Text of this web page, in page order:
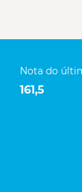
Nota do
161,5